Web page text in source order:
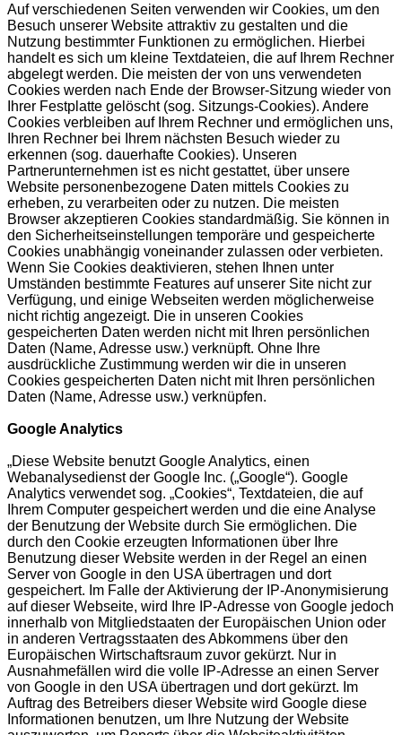
Auf verschiedenen Seiten verwenden wir Cookies, um den
Besuch unserer Website attraktiv zu gestalten und die
Nutzung bestimmter Funktionen zu ermöglichen. Hierbei
handelt es sich um kleine Textdateien, die auf Ihrem Rechner
abgelegt werden. Die meisten der von uns verwendeten
Cookies werden nach Ende der Browser-Sitzung wieder von
Ihrer Festplatte gelöscht (sog. Sitzungs-Cookies). Andere
Cookies verbleiben auf Ihrem Rechner und ermöglichen uns,
Ihren Rechner bei Ihrem nächsten Besuch wieder zu
erkennen (sog. dauerhafte Cookies). Unseren
Partnerunternehmen ist es nicht gestattet, über unsere
Website personenbezogene Daten mittels Cookies zu
erheben, zu verarbeiten oder zu nutzen. Die meisten
Browser akzeptieren Cookies standardmäßig. Sie können in
den Sicherheitseinstellungen temporäre und gespeicherte
Cookies unabhängig voneinander zulassen oder verbieten.
Wenn Sie Cookies deaktivieren, stehen Ihnen unter
Umständen bestimmte Features auf unserer Site nicht zur
Verfügung, und einige Webseiten werden möglicherweise
nicht richtig angezeigt. Die in unseren Cookies
gespeicherten Daten werden nicht mit Ihren persönlichen
Daten (Name, Adresse usw.) verknüpft. Ohne Ihre
ausdrückliche Zustimmung werden wir die in unseren
Cookies gespeicherten Daten nicht mit Ihren persönlichen
Daten (Name, Adresse usw.) verknüpfen.
Google Analytics
„Diese Website benutzt Google Analytics, einen
Webanalysedienst der Google Inc. („Google“). Google
Analytics verwendet sog. „Cookies“, Textdateien, die auf
Ihrem Computer gespeichert werden und die eine Analyse
der Benutzung der Website durch Sie ermöglichen. Die
durch den Cookie erzeugten Informationen über Ihre
Benutzung dieser Website werden in der Regel an einen
Server von Google in den USA übertragen und dort
gespeichert. Im Falle der Aktivierung der IP-Anonymisierung
auf dieser Webseite, wird Ihre IP-Adresse von Google jedoch
innerhalb von Mitgliedstaaten der Europäischen Union oder
in anderen Vertragsstaaten des Abkommens über den
Europäischen Wirtschaftsraum zuvor gekürzt. Nur in
Ausnahmefällen wird die volle IP-Adresse an einen Server
von Google in den USA übertragen und dort gekürzt. Im
Auftrag des Betreibers dieser Website wird Google diese
Informationen benutzen, um Ihre Nutzung der Website